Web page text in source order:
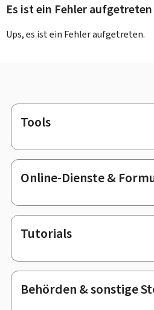
Es ist ein Fehler aufgetreten
Ups, es ist ein Fehler aufgetreten.
Footer
Tools
Online-Dienste &
Tutorials
Behörden & sonstige